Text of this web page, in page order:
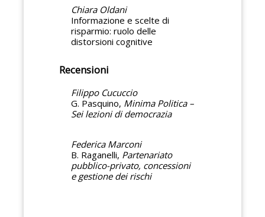
Chiara Oldani
Informazione e scelte di
risparmio: ruolo delle
distorsioni cognitive
Recensioni
Filippo Cucuccio
G. Pasquino, Minima Politica –
Sei lezioni di democrazia
Federica Marconi
B. Raganelli, Partenariato
pubblico-privato, concessioni
e gestione dei rischi